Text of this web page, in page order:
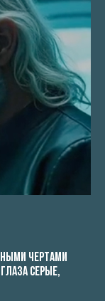
чертами
серые,